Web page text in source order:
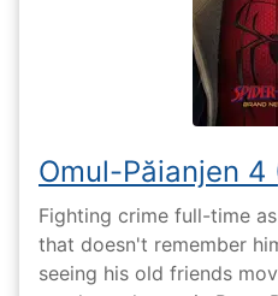
Omul-Păianjen 4
Fighting crime full-time
that doesn't remember
seeing his old friends